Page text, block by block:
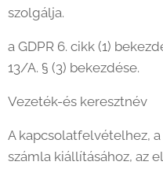
szolgálja.
a GDPR 6. cikk (1)
13/A. § (3) bekezdése.
Vezeték-és keresztnév
A kapcsolatfelvételhez, a
számla kiállításához, az